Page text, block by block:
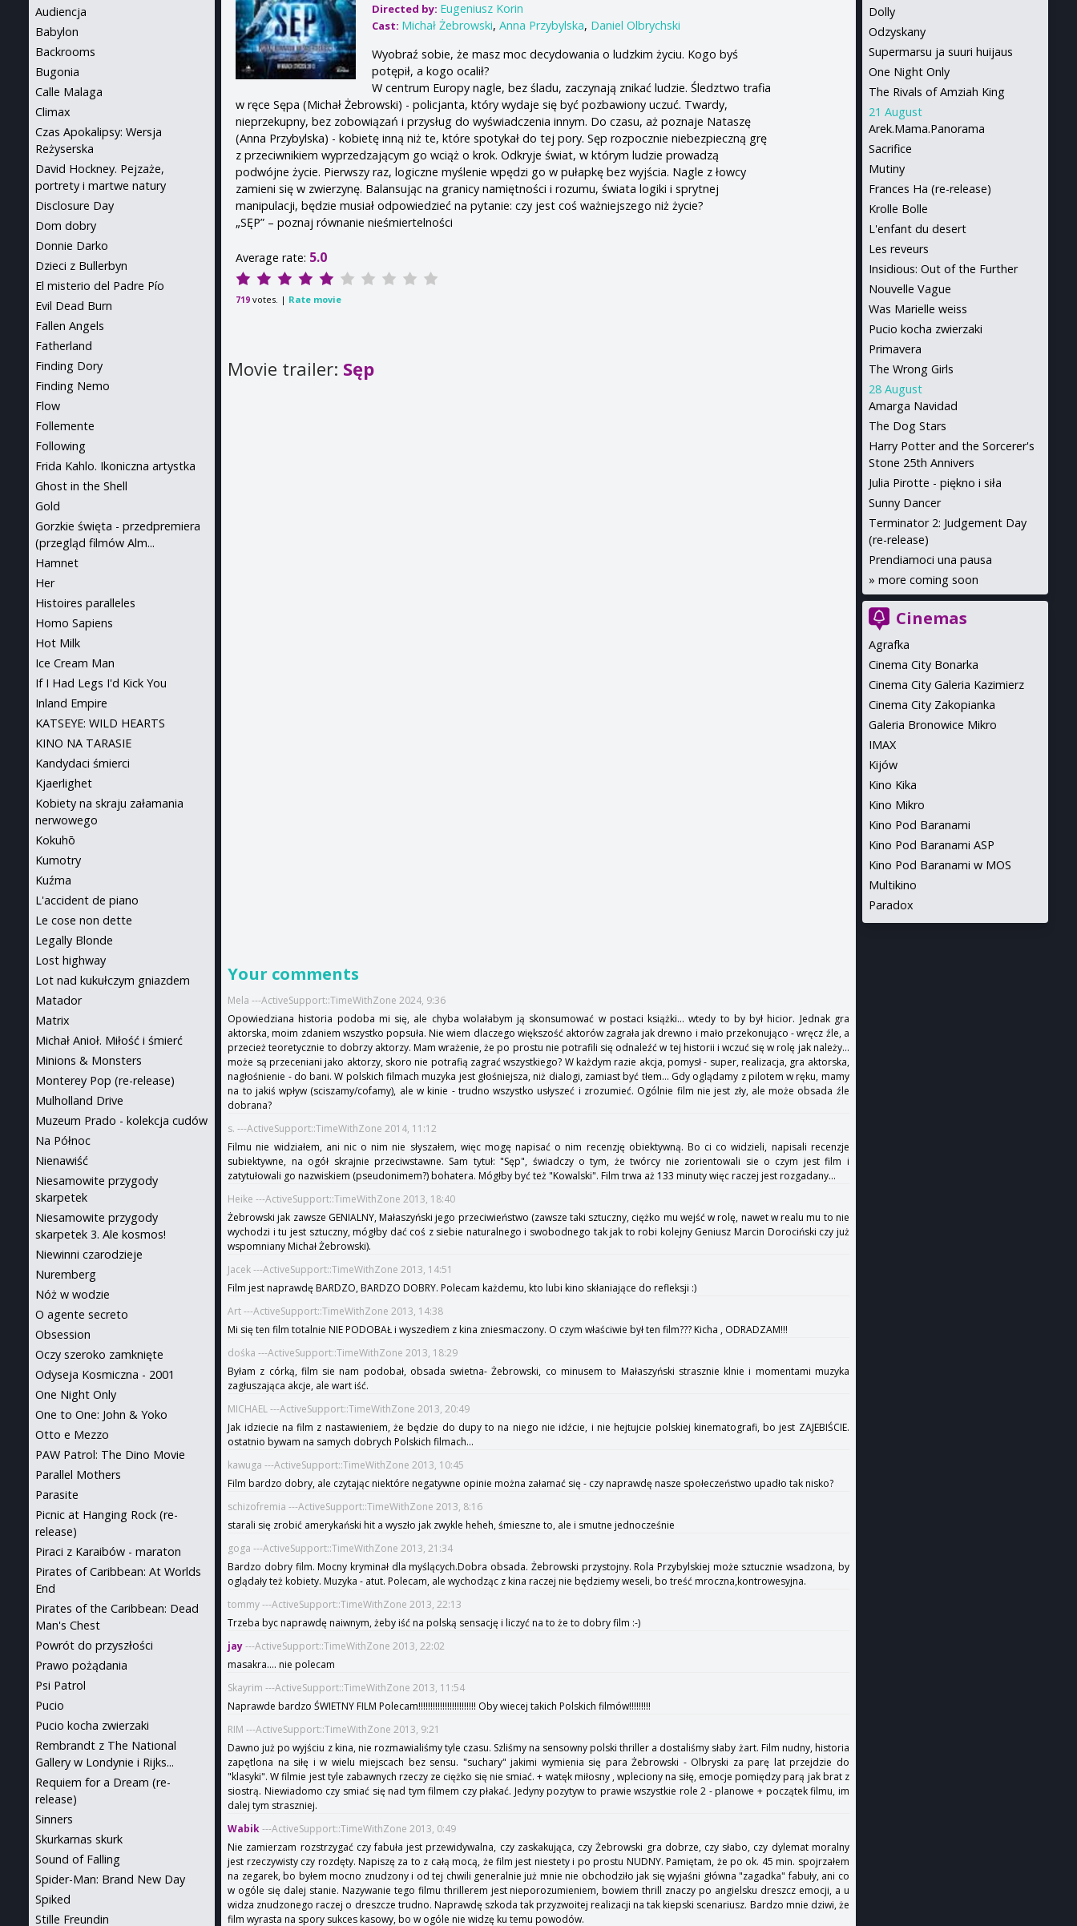
Directed by: Eugeniusz Korin
Cast: Michał Żebrowski,Anna Przybylska, Daniel Olbrychski
Wyobraź sobie, że masz moc decydowania o ludzkim życiu. Kogo byś
potępił, a kogo ocalił?
W centrum Europy nagle, bez śladu, zaczynają znikać ludzie. Śledztwo trafia
w ręce Sępa (Michał Żebrowski) - policjanta, który wydaje się być pozbawiony uczuć. Twardy,
nieprzekupny, bez zobowiązań i przysług do wyświadczenia innym. Do czasu, aż poznaje Nataszę
(Anna Przybylska) - kobietę inną niż te, które spotykał do tej pory. Sęp rozpocznie niebezpieczną grę
z przeciwnikiem wyprzedzającym go wciąż o krok. Odkryje świat, w którym ludzie prowadzą
podwójne życie. Pierwszy raz, logiczne myślenie wpędzi go w pułapkę bez wyjścia. Nagle z łowcy
zamieni się w zwierzynę. Balansując na granicy namiętności i rozumu, świata logiki i sprytnej
manipulacji, będzie musiał odpowiedzieć na pytanie: czy jest coś ważniejszego niż życie?
„SĘP” – poznaj równanie nieśmiertelności
Average rate: 5.0
719votes. | Rate movie
Movie trailer: Sęp
Your comments
Mela ---ActiveSupport::TimeWithZone 2024, 9:36
Opowiedziana historia podoba mi się, ale chyba wolałabym ją skonsumować w postaci książki... wtedy to by był hicior. Jednak gra
aktorska, moim zdaniem wszystko popsuła. Nie wiem dlaczego większość aktorów zagrała jak drewno i mało przekonująco - wręcz źle, a
przecież teoretycznie to dobrzy aktorzy. Mam wrażenie, że po prostu nie potrafili się odnaleźć w tej historii i wczuć się w rolę jak należy...
może są przeceniani jako aktorzy, skoro nie potrafią zagrać wszystkiego? W każdym razie akcja, pomysł - super, realizacja, gra aktorska,
nagłośnienie - do bani. W polskich filmach muzyka jest głośniejsza, niż dialogi, zamiast być tłem... Gdy oglądamy z pilotem w ręku, mamy
na to jakiś wpływ (sciszamy/cofamy), ale w kinie - trudno wszystko usłyszeć i zrozumieć. Ogólnie film nie jest zły, ale może obsada źle
dobrana?
s. ---ActiveSupport::TimeWithZone 2014, 11:12
Filmu nie widziałem, ani nic o nim nie słyszałem, więc mogę napisać o nim recenzję obiektywną. Bo ci co widzieli, napisali recenzje
subiektywne, na ogół skrajnie przeciwstawne. Sam tytuł: "Sęp", świadczy o tym, że twórcy nie zorientowali sie o czym jest film i
zatytułowali go nazwiskiem (pseudonimem?) bohatera. Mógłby być też "Kowalski". Film trwa aż 133 minuty więc raczej jest rozgadany...
Heike ---ActiveSupport::TimeWithZone 2013, 18:40
Żebrowski jak zawsze GENIALNY, Małaszyński jego przeciwieństwo (zawsze taki sztuczny, ciężko mu wejść w rolę, nawet w realu mu to nie
wychodzi i tu jest sztuczny, mógłby dać coś z siebie naturalnego i swobodnego tak jak to robi kolejny Geniusz Marcin Dorociński czy już
wspomniany Michał Żebrowski).
Jacek ---ActiveSupport::TimeWithZone 2013, 14:51
Film jest naprawdę BARDZO, BARDZO DOBRY. Polecam każdemu, kto lubi kino skłaniające do refleksji :)
Art ---ActiveSupport::TimeWithZone 2013, 14:38
Mi się ten film totalnie NIE PODOBAŁ i wyszedłem z kina zniesmaczony. O czym właściwie był ten film??? Kicha , ODRADZAM!!!
dośka ---ActiveSupport::TimeWithZone 2013, 18:29
Byłam z córką, film sie nam podobał, obsada swietna- Żebrowski, co minusem to Małaszyński strasznie klnie i momentami muzyka
zagłuszająca akcje, ale wart iść.
MICHAEL ---ActiveSupport::TimeWithZone 2013, 20:49
Jak idziecie na film z nastawieniem, że będzie do dupy to na niego nie idźcie, i nie hejtujcie polskiej kinematografi, bo jest ZAJEBIŚCIE.
ostatnio bywam na samych dobrych Polskich filmach...
kawuga ---ActiveSupport::TimeWithZone 2013, 10:45
Film bardzo dobry, ale czytając niektóre negatywne opinie można załamać się - czy naprawdę nasze społeczeństwo upadło tak nisko?
schizofremia ---ActiveSupport::TimeWithZone 2013, 8:16
starali się zrobić amerykański hit a wyszło jak zwykle heheh, śmieszne to, ale i smutne jednocześnie
goga ---ActiveSupport::TimeWithZone 2013, 21:34
Bardzo dobry film. Mocny kryminał dla myślących.Dobra obsada. Żebrowski przystojny. Rola Przybylskiej może sztucznie wsadzona, by
oglądały też kobiety. Muzyka - atut. Polecam, ale wychodząc z kina raczej nie będziemy weseli, bo treść mroczna,kontrowesyjna.
tommy ---ActiveSupport::TimeWithZone 2013, 22:13
Trzeba byc naprawdę naiwnym, żeby iść na polską sensację i liczyć na to że to dobry film :-)
jay---ActiveSupport::TimeWithZone 2013, 22:02
masakra.... nie polecam
Skayrim ---ActiveSupport::TimeWithZone 2013, 11:54
Naprawde bardzo ŚWIETNY FILM Polecam!!!!!!!!!!!!!!!!!!!!!!!! Oby wiecej takich Polskich filmów!!!!!!!!!
RIM ---ActiveSupport::TimeWithZone 2013, 9:21
Dawno już po wyjściu z kina, nie rozmawialiśmy tyle czasu. Szliśmy na sensowny polski thriller a dostaliśmy słaby żart. Film nudny, historia
zapętlona na siłę i w wielu miejscach bez sensu. "suchary" jakimi wymienia się para Żebrowski - Olbryski za parę lat przejdzie do
"klasyki". W filmie jest tyle zabawnych rzeczy ze ciężko się nie smiać. + watęk miłosny , wpleciony na siłę, emocje pomiędzy parą jak brat z
siostrą. Niewiadomo czy smiać się nad tym filmem czy płakać. Jedyny pozytyw to prawie wszystkie role 2 - planowe + początek filmu, im
dalej tym straszniej.
Wabik---ActiveSupport::TimeWithZone 2013, 0:49
Nie zamierzam rozstrzygać czy fabuła jest przewidywalna, czy zaskakująca, czy Żebrowski gra dobrze, czy słabo, czy dylemat moralny
jest rzeczywisty czy rozdęty. Napiszę za to z całą mocą, że film jest niestety i po prostu NUDNY. Pamiętam, że po ok. 45 min. spojrzałem
na zegarek, bo byłem mocno znudzony i od tej chwili generalnie już mnie nie obchodziło jak się wyjaśni główna "zagadka" fabuły, ani co
w ogóle się dalej stanie. Nazywanie tego filmu thrillerem jest nieporozumieniem, bowiem thrill znaczy po angielsku dreszcz emocji, a u
widza znudzonego raczej o dreszcze trudno. Naprawdę szkoda tak przyzwoitej realizacji na tak kiepski scenariusz. Bardzo mnie dziwi, że
film wyrasta na spory sukces kasowy, bo w ogóle nie widzę ku temu powodów.
Dolly
Odzyskany
Supermarsu ja suuri huijaus
One Night Only
The Rivals of Amziah King
21 August
Arek.Mama.Panorama
Sacrifice
Mutiny
Frances Ha (re-release)
Krolle Bolle
L'enfant du desert
Les reveurs
Insidious: Out of the Further
Nouvelle Vague
Was Marielle weiss
Pucio kocha zwierzaki
Primavera
The Wrong Girls
28 August
Amarga Navidad
The Dog Stars
Harry Potter and the Sorcerer's
Stone 25th Annivers
Julia Pirotte - piękno i siła
Sunny Dancer
Terminator 2: Judgement Day
(re-release)
Prendiamoci una pausa
» more coming soon
Cinemas
Agrafka
Cinema City Bonarka
Cinema City Galeria Kazimierz
Cinema City Zakopianka
Galeria Bronowice Mikro
IMAX
Kijów
Kino Kika
Kino Mikro
Kino Pod Baranami
Kino Pod Baranami ASP
Kino Pod Baranami w MOS
Multikino
Paradox
Audiencja
Babylon
Backrooms
Bugonia
Calle Malaga
Climax
Czas Apokalipsy: Wersja
Reżyserska
David Hockney. Pejzaże,
portrety i martwe natury
Disclosure Day
Dom dobry
Donnie Darko
Dzieci z Bullerbyn
El misterio del Padre Pío
Evil Dead Burn
Fallen Angels
Fatherland
Finding Dory
Finding Nemo
Flow
Follemente
Following
Frida Kahlo. Ikoniczna artystka
Ghost in the Shell
Gold
Gorzkie święta - przedpremiera
(przegląd filmów Alm...
Hamnet
Her
Histoires paralleles
Homo Sapiens
Hot Milk
Ice Cream Man
If I Had Legs I'd Kick You
Inland Empire
KATSEYE: WILD HEARTS
KINO NA TARASIE
Kandydaci śmierci
Kjaerlighet
Kobiety na skraju załamania
nerwowego
Kokuhō
Kumotry
Kuźma
L'accident de piano
Le cose non dette
Legally Blonde
Lost highway
Lot nad kukułczym gniazdem
Matador
Matrix
Michał Anioł. Miłość i śmierć
Minions & Monsters
Monterey Pop (re-release)
Mulholland Drive
Muzeum Prado - kolekcja cudów
Na Północ
Nienawiść
Niesamowite przygody
skarpetek
Niesamowite przygody
skarpetek 3. Ale kosmos!
Niewinni czarodzieje
Nuremberg
Nóż w wodzie
O agente secreto
Obsession
Oczy szeroko zamknięte
Odyseja Kosmiczna - 2001
One Night Only
One to One: John & Yoko
Otto e Mezzo
PAW Patrol: The Dino Movie
Parallel Mothers
Parasite
Picnic at Hanging Rock (re-
release)
Piraci z Karaibów - maraton
Pirates of Caribbean: At Worlds
End
Pirates of the Caribbean: Dead
Man's Chest
Powrót do przyszłości
Prawo pożądania
Psi Patrol
Pucio
Pucio kocha zwierzaki
Rembrandt z The National
Gallery w Londynie i Rijks...
Requiem for a Dream (re-
release)
Sinners
Skurkarnas skurk
Sound of Falling
Spider-Man: Brand New Day
Spiked
Stille Freundin